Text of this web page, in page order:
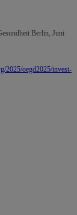
Berlin, Juni
2025/oegd2025/invest-